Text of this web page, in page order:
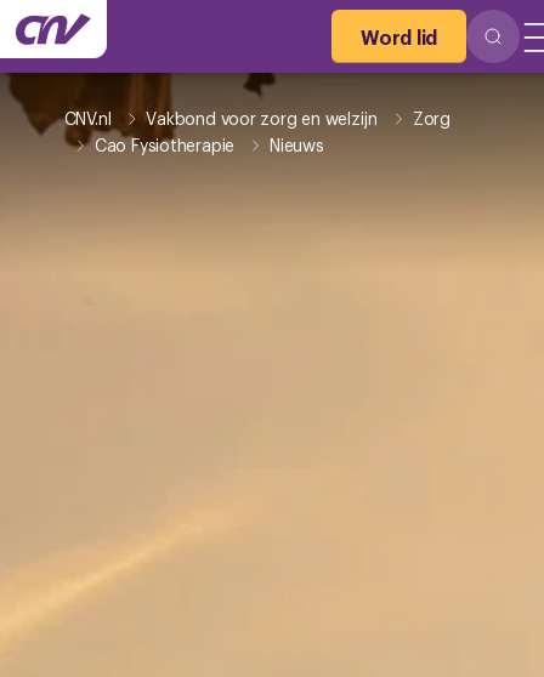
Word lid
CNV.nl Vakbond voor zorg en welzijn
Zorg
Cao Fysiotherapie
Nieuws